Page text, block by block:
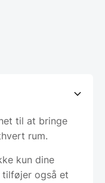
til at bringe
rum.
kun dine
tilføjer også et